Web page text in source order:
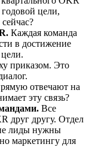
цели,
Каждая команда
в достижение
приказом. Это
отвечают на
эту связь?
Все
друг другу. Отдел
лиды нужны
маркетингу для